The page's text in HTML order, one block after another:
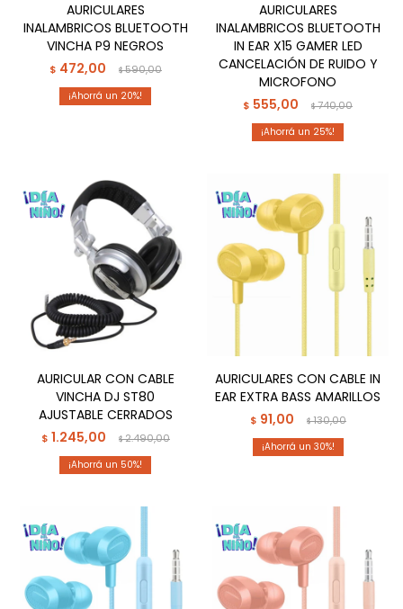
AURICULARES
INALAMBRICOS BLUETOOTH
VINCHA P9 NEGROS
$ 472,00 $590,00
20
AURICULARES
INALAMBRICOS BLUETOOTH
IN EAR X15 GAMER LED
CANCELACIÓN DE RUIDO Y
MICROFONO
$ 555,00 $740,00
25
AURICULAR CON CABLE
VINCHA DJ ST80
AJUSTABLE CERRADOS
$ 1.245,00 $2.490,00
50
AURICULARES CON CABLE IN
EAR EXTRA BASS AMARILLOS
$ 91,00 $130,00
30